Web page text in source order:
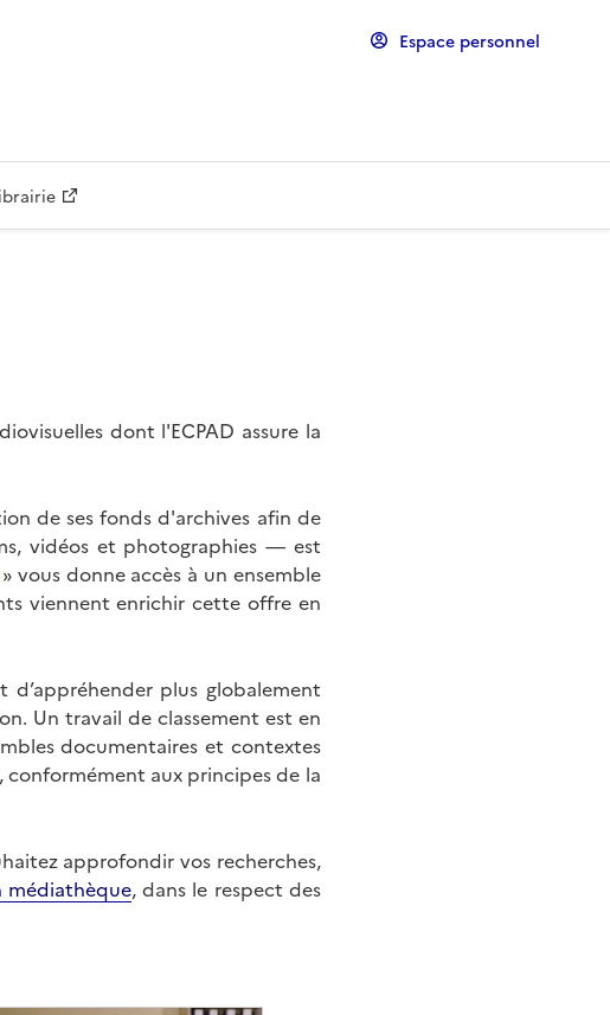
Espace personnel
dont l'ECPAD assure la
de ses fonds d'archives afin de
vidéos et photographies — est
» vous donne accès à un ensemble
viennent enrichir cette offre en
plus globalement
Un travail de classement est en
documentaires et contextes
aux principes de la
approfondir vos recherches,
médiathèque, dans le respect des